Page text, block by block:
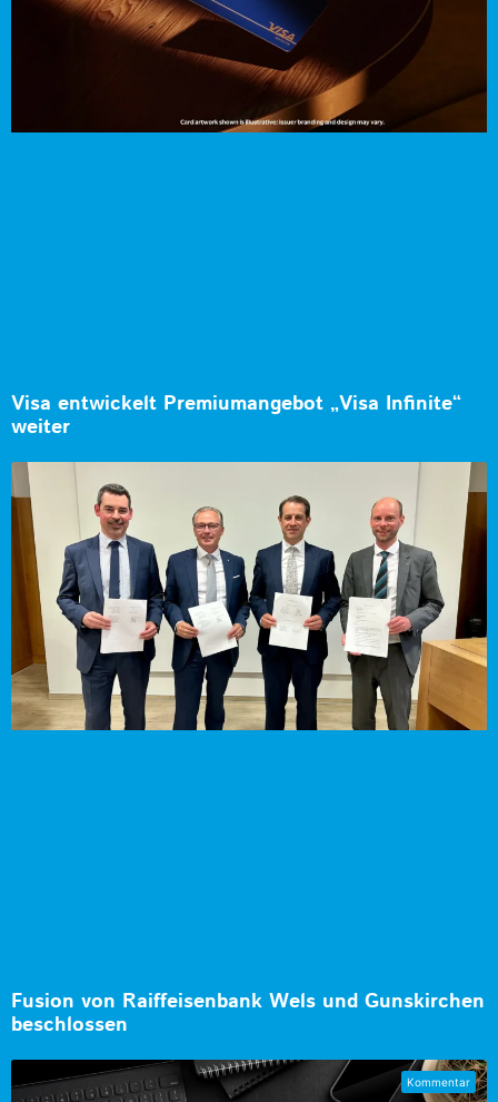
Visa entwickelt Premiumangebot „Visa Infinite“
weiter
Fusion von Raiffeisenbank Wels und Gunskirchen
beschlossen